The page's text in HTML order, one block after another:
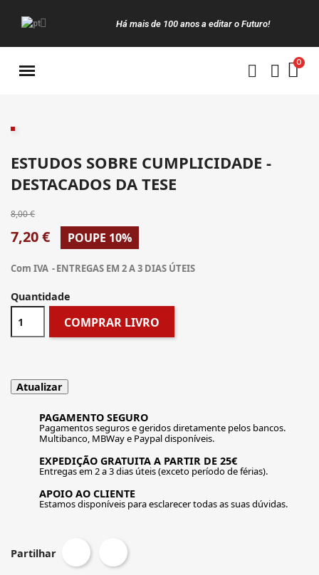
Há mais de 100 anos a editar o Futuro!
ESTUDOS SOBRE CUMPLICIDADE -
DESTACADOS DA TESE
8,00 €
7,20 € POUPE 10%
Com IVA ENTREGAS EM 2 A 3 DIAS ÚTEIS
Quantidade
COMPRAR LIVRO
PAGAMENTO SEGURO
Pagamentos seguros e geridos diretamente pelos bancos.
Multibanco, MBWay e Paypal disponíveis.
EXPEDIÇÃO GRATUITA A PARTIR DE 25€
Entregas em 2 a 3 dias úteis (exceto período de férias).
APOIO AO CLIENTE
Estamos disponíveis para esclarecer todas as suas dúvidas.
Partilhar